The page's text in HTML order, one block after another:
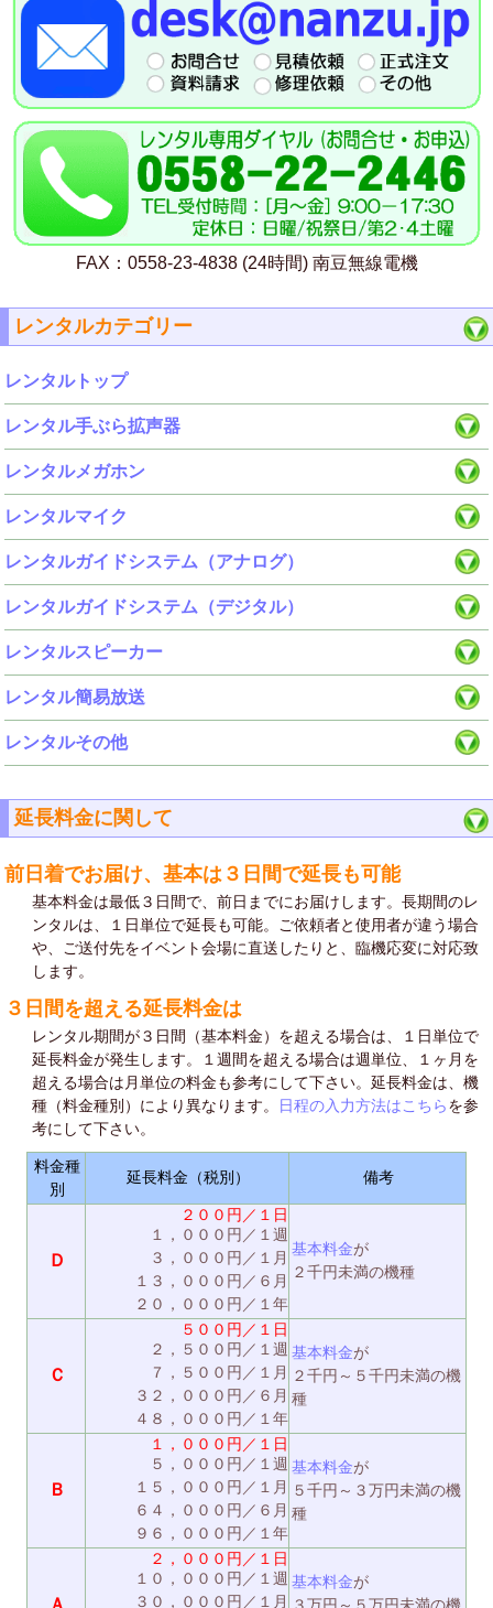
FAX：0558-23-4838 (24時間) 南豆無線電機
レンタルカテゴリー
レンタルトップ
レンタル手ぶら拡声器
レンタルメガホン
レンタルマイク
レンタルガイドシステム（アナログ）
レンタルガイドシステム（デジタル）
レンタルスピーカー
レンタル簡易放送
レンタルその他
延長料金に関して
前日着でお届け、基本は３日間で延長も可能
基本料金は最低３日間で、前日までにお届けします。長期間のレ
ンタルは、１日単位で延長も可能。ご依頼者と使用者が違う場合
や、ご送付先をイベント会場に直送したりと、臨機応変に対応致
します。
３日間を超える延長料金は
レンタル期間が３日間（基本料金）を超える場合は、１日単位で
延長料金が発生します。１週間を超える場合は週単位、１ヶ月を
超える場合は月単位の料金も参考にして下さい。延長料金は、機
種（料金種別）により異なります。 日程の入力方法はこちらを参
考にして下さい。
料金種
別
延長料金（税別） 備考
Ｄ
２００円／１日
１，０００円／１週
３，０００円／１月
１３，０００円／６月
２０，０００円／１年
基本料金が
２千円未満の機種
Ｃ
５００円／１日
２，５００円／１週
７，５００円／１月
３２，０００円／６月
４８，０００円／１年
基本料金が
２千円～５千円未満の機
種
Ｂ
１，０００円／１日
５，０００円／１週
１５，０００円／１月
６４，０００円／６月
９６，０００円／１年
基本料金が
５千円～３万円未満の機
種
Ａ
２，０００円／１日
１０，０００円／１週
３０，０００円／１月
基本料金が